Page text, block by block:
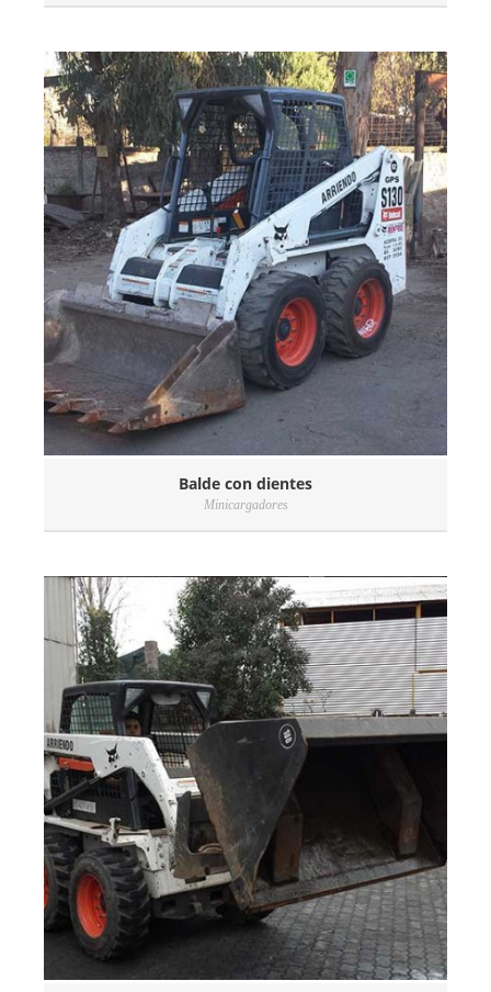
Balde con dientes
Minicargadores